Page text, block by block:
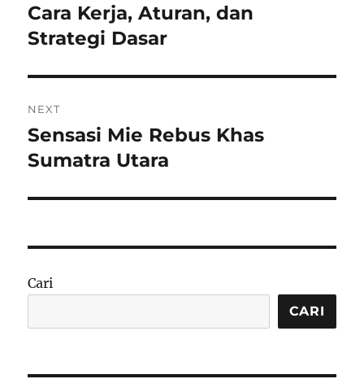
post:
Cara Kerja, Aturan, dan
Strategi Dasar
NEXT
Next
post:
Sensasi Mie Rebus Khas
Sumatra Utara
Cari
CARI